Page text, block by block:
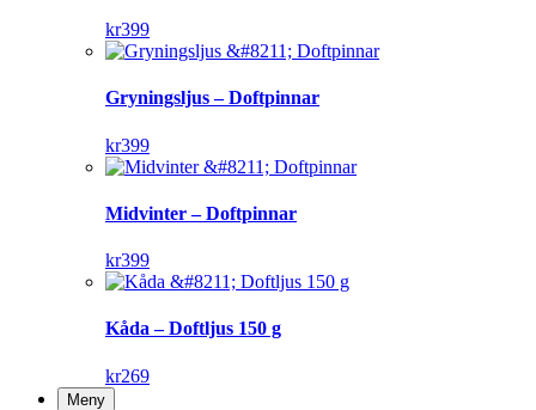
kr399
Gryningsljus – Doftpinnar
kr399
Midvinter – Doftpinnar
kr399
Kåda – Doftljus 150 g
kr269
Meny